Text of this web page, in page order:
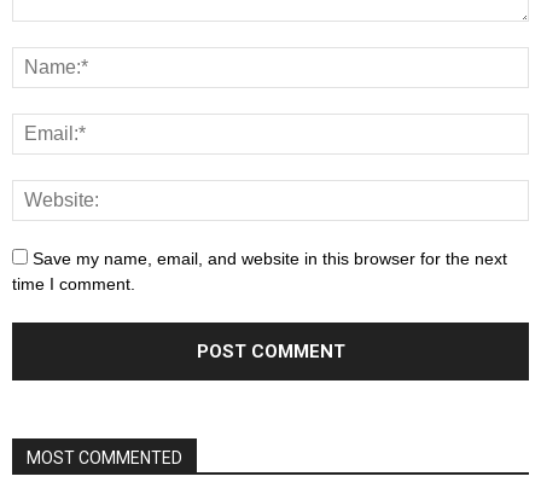
Save my name, email, and website in this browser for the next
time I comment.
MOST COMMENTED